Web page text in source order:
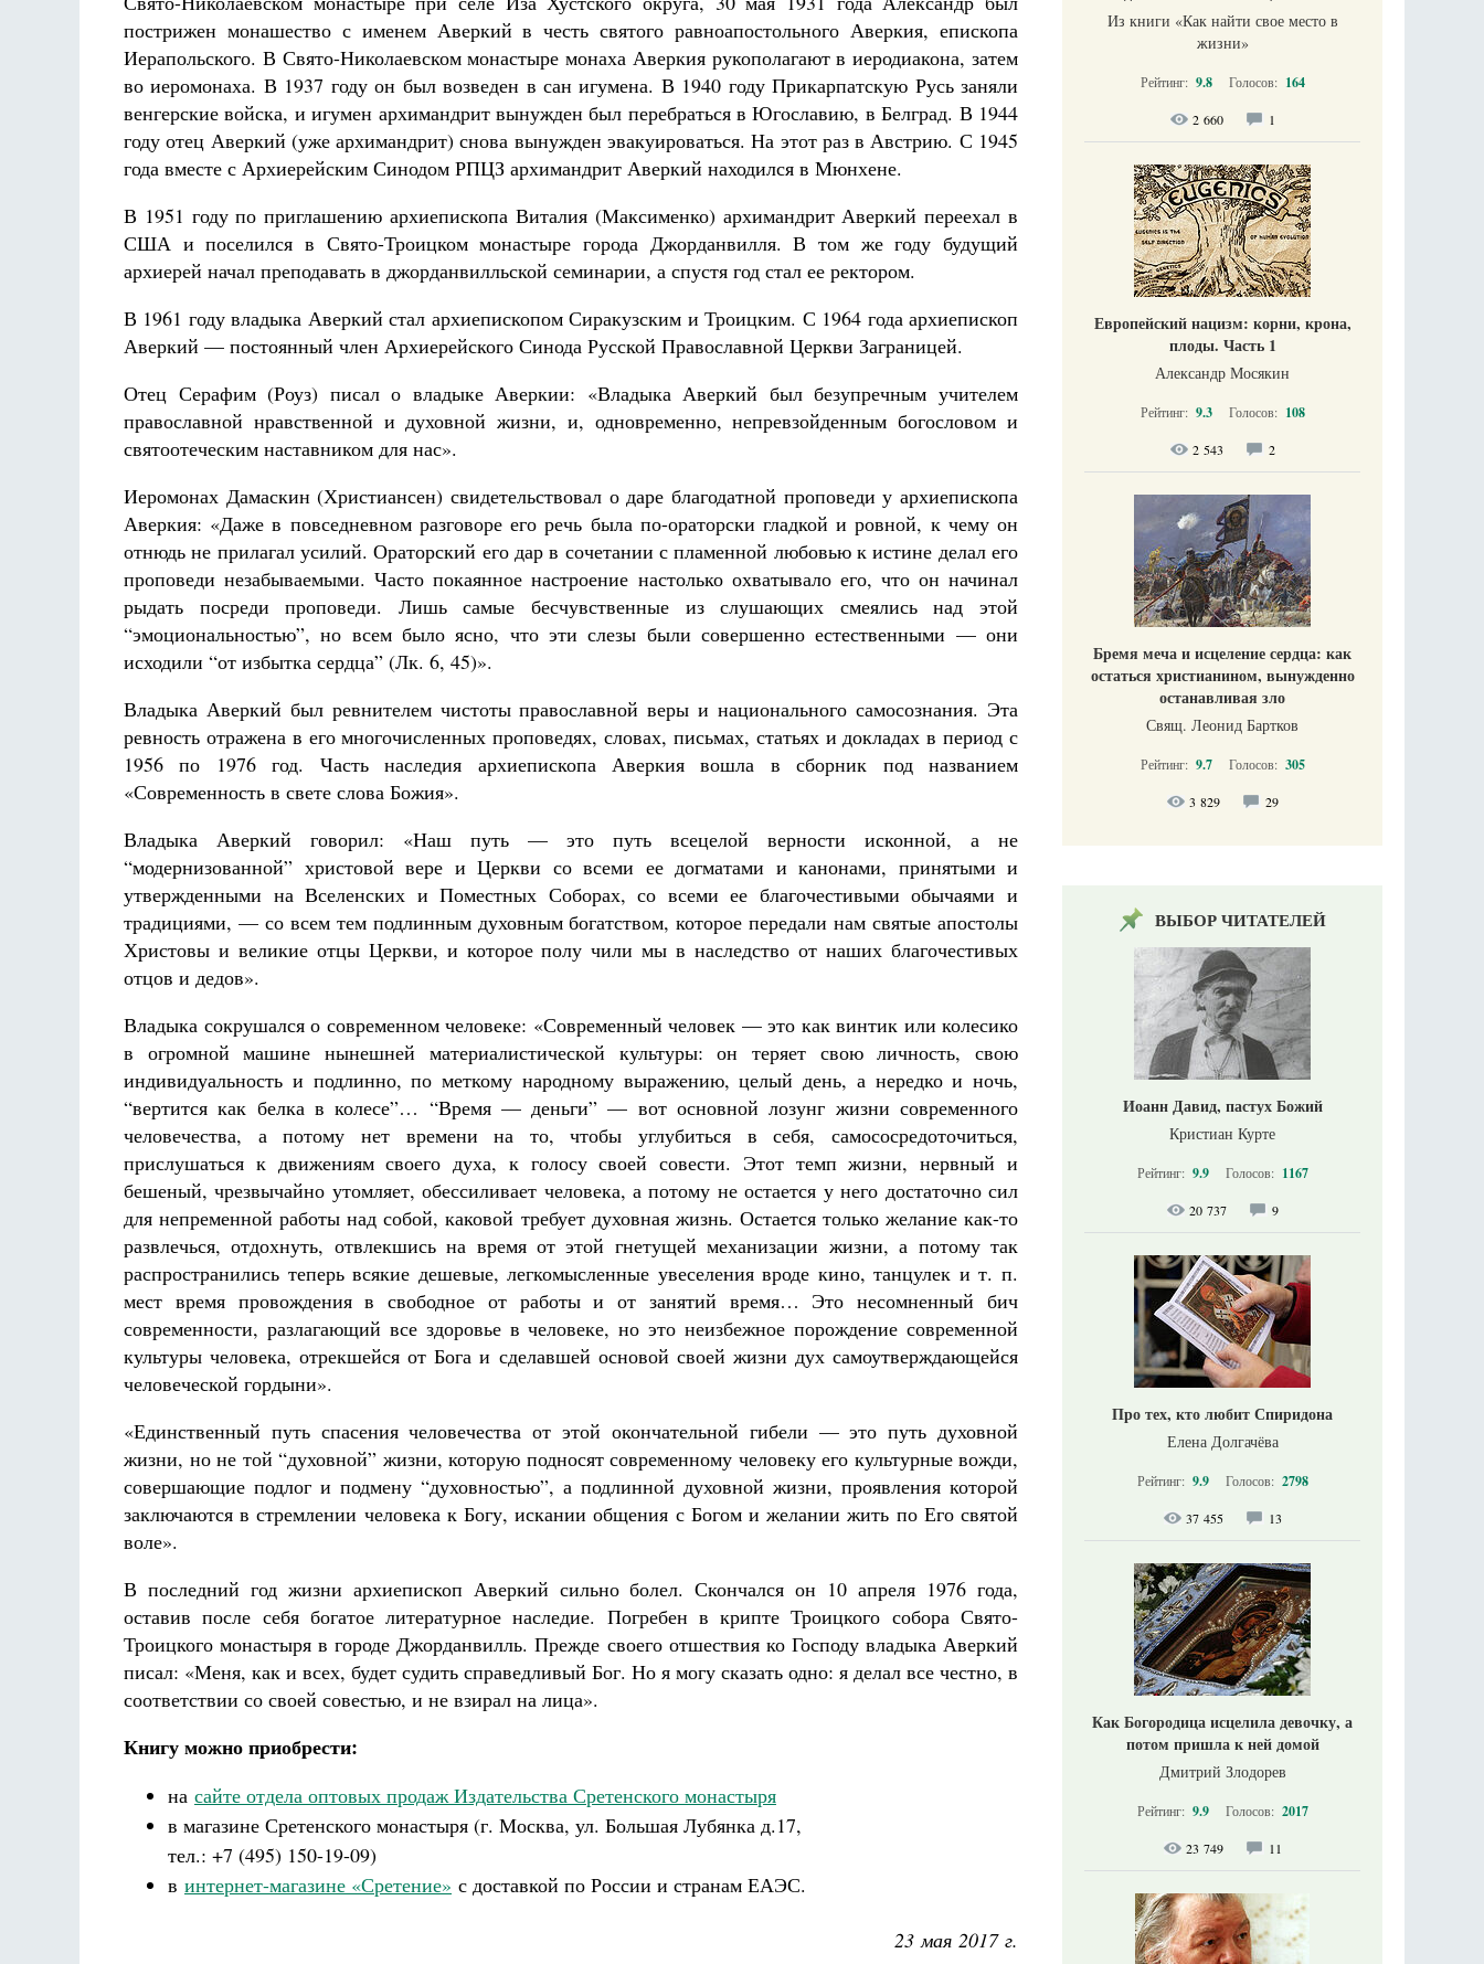
пострижен монашество с именем Аверкий в честь святого равноапостольного Аверкия, епископа
Иерапольского. В Свято-Николаевском монастыре монаха Аверкия рукополагают в иеродиакона, затем
во иеромонаха. В 1937 году он был возведен в сан игумена. В 1940 году Прикарпатскую Русь заняли
венгерские войска, и игумен архимандрит вынужден был перебраться в Югославию, в Белград. В 1944
году отец Аверкий (уже архимандрит) снова вынужден эвакуироваться. На этот раз в Австрию. С 1945
года вместе с Архиерейским Синодом РПЦЗ архимандрит Аверкий находился в Мюнхене.
В 1951 году по приглашению архиепископа Виталия (Максименко) архимандрит Аверкий переехал в
США и поселился в Свято-Троицком монастыре города Джорданвилля. В том же году будущий
архиерей начал преподавать в джорданвилльской семинарии, а спустя год стал ее ректором.
В 1961 году владыка Аверкий стал архиепископом Сиракузским и Троицким. С 1964 года архиепископ
Аверкий — постоянный член Архиерейского Синода Русской Православной Церкви Заграницей.
Отец Серафим (Роуз) писал о владыке Аверкии: «Владыка Аверкий был безупречным учителем
православной нравственной и духовной жизни, и, одновременно, непревзойденным богословом и
святоотеческим наставником для нас».
Иеромонах Дамаскин (Христиансен) свидетельствовал о даре благодатной проповеди у архиепископа
Аверкия: «Даже в повседневном разговоре его речь была по-ораторски гладкой и ровной, к чему он
отнюдь не прилагал усилий. Ораторский его дар в сочетании с пламенной любовью к истине делал его
проповеди незабываемыми. Часто покаянное настроение настолько охватывало его, что он начинал
рыдать посреди проповеди. Лишь самые бесчувственные из слушающих смеялись над этой
“эмоциональностью”, но всем было ясно, что эти слезы были совершенно естественными — они
исходили “от избытка сердца” (Лк. 6, 45)».
Владыка Аверкий был ревнителем чистоты православной веры и национального самосознания. Эта
ревность отражена в его многочисленных проповедях, словах, письмах, статьях и докладах в период с
1956 по 1976 год. Часть наследия архиепископа Аверкия вошла в сборник под названием
«Современность в свете слова Божия».
Владыка Аверкий говорил: «Наш путь — это путь всецелой верности исконной, а не
“модернизованной” христовой вере и Церкви со всеми ее догматами и канонами, принятыми и
утвержденными на Вселенских и Поместных Соборах, со всеми ее благочестивыми обычаями и
традициями, — со всем тем подлинным духовным богатством, которое передали нам святые апостолы
Христовы и великие отцы Церкви, и которое полу чили мы в наследство от наших благочестивых
отцов и дедов».
Владыка сокрушался о современном человеке: «Современный человек — это как винтик или колесико
в огромной машине нынешней материалистической культуры: он теряет свою личность, свою
индивидуальность и подлинно, по меткому народному выражению, целый день, а нередко и ночь,
“вертится как белка в колесе”… “Время — деньги” — вот основной лозунг жизни современного
человечества, а потому нет времени на то, чтобы углубиться в себя, самососредоточиться,
прислушаться к движениям своего духа, к голосу своей совести. Этот темп жизни, нервный и
бешеный, чрезвычайно утомляет, обессиливает человека, а потому не остается у него достаточно сил
для непременной работы над собой, каковой требует духовная жизнь. Остается только желание как-то
развлечься, отдохнуть, отвлекшись на время от этой гнетущей механизации жизни, а потому так
распространились теперь всякие дешевые, легкомысленные увеселения вроде кино, танцулек и т. п.
мест время провождения в свободное от работы и от занятий время… Это несомненный бич
современности, разлагающий все здоровье в человеке, но это неизбежное порождение современной
культуры человека, отрекшейся от Бога и сделавшей основой своей жизни дух самоутверждающейся
человеческой гордыни».
«Единственный путь спасения человечества от этой окончательной гибели — это путь духовной
жизни, но не той “духовной” жизни, которую подносят современному человеку его культурные вожди,
совершающие подлог и подмену “духовностью”, а подлинной духовной жизни, проявления которой
заключаются в стремлении человека к Богу, искании общения с Богом и желании жить по Его святой
воле».
В последний год жизни архиепископ Аверкий сильно болел. Скончался он 10 апреля 1976 года,
оставив после себя богатое литературное наследие. Погребен в крипте Троицкого собора Свято-
Троицкого монастыря в городе Джорданвилль. Прежде своего отшествия ко Господу владыка Аверкий
писал: «Меня, как и всех, будет судить справедливый Бог. Но я могу сказать одно: я делал все честно, в
соответствии со своей совестью, и не взирал на лица».
Книгу можно приобрести:
на сайте отдела оптовых продаж Издательства Сретенского монастыря
в магазине Сретенского монастыря (г. Москва, ул. Большая Лубянка д.17,
тел.: +7 (495) 150-19-09)
в интернет-магазине «Сретение» с доставкой по России и странам ЕАЭС.
23 мая 2017 г.
Из книги «Как найти свое место в
жизни​»
Рейтинг: 9.8 Голосов: 164
2 660 1
Европейский нацизм: корни, крона,
плоды. Часть 1
Александр Мосякин
Рейтинг: 9.3 Голосов: 108
2 543 2
Бремя меча и исцеление сердца: как
остаться христианином, вынужденно
останавливая зло
Свящ. Леонид Бартков
Рейтинг: 9.7 Голосов: 305
3 829 29
ВЫБОР ЧИТАТЕЛЕЙ
Иоанн Давид, пастух Божий
Кристиан Курте
Рейтинг: 9.9 Голосов: 1167
20 737 9
Про тех, кто любит Спиридона
Елена Долгачёва
Рейтинг: 9.9 Голосов: 2798
37 455 13
Как Богородица исцелила девочку, а
потом пришла к ней домой
Дмитрий Злодорев
Рейтинг: 9.9 Голосов: 2017
23 749 11